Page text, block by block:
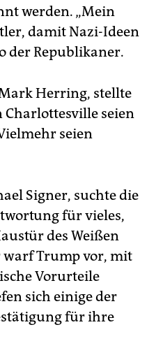
werden. „Mein
damit Nazi-Ideen
der Republikaner.
Herring, stellte
Charlottesville seien
seien
Signer, suchte die
für vieles,
des Weißen
warf Trump vor, mit
Vorurteile
sich einige der
für ihre